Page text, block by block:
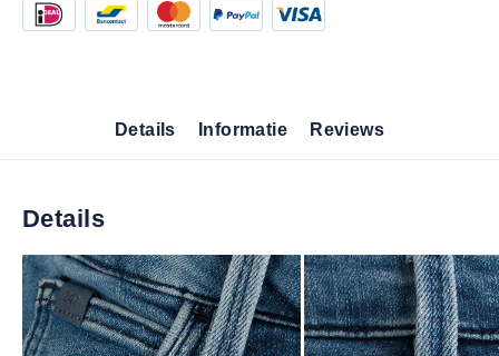
Details Informatie Reviews
Details